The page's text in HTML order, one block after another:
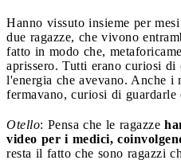
Hanno vissuto insieme per
due ragazze, che vivono
fatto in modo che,
aprissero. Tutti erano curiosi di
l'energia che avevano. Anche
fermavano, curiosi di guardarle
Otello: Pensa che le ragazze
video per i medici,
resta il fatto che sono ragazzi